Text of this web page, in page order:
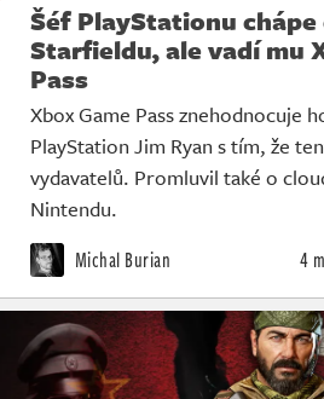
Šéf PlayStationu
Starfieldu, ale vadí mu
Pass
Xbox Game Pass znehodnocuje
PlayStation Jim Ryan s tím, že
vydavatelů. Promluvil také o
Nintendu.
Michal Burian 4